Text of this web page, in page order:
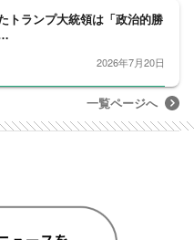
トランプ大統領は「政治的勝
2026年7月20日
一覧ページへ